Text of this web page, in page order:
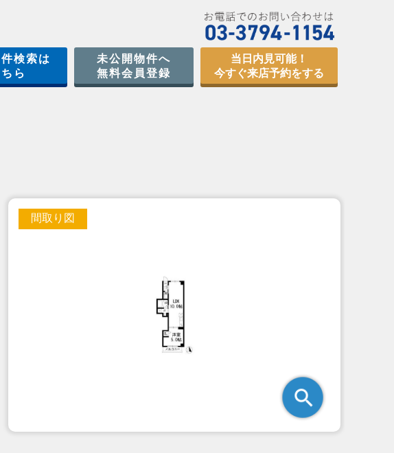
検索は
ら
未公開物件へ
無料会員登録
当日内見可能！
今すぐ来店予約をする
間取り図